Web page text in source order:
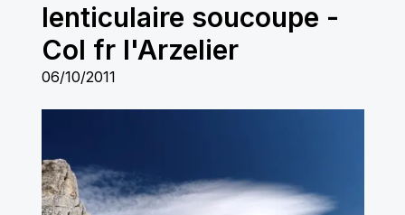
lenticulaire soucoupe -
Col fr l'Arzelier
06/10/2011